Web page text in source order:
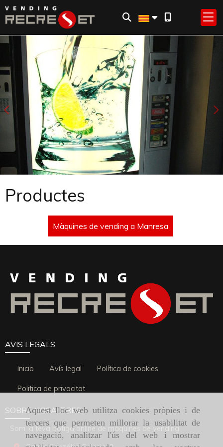
Aquest lloc web utilitza cookies pròpies i de
tercers que permeten millorar la usabilitat de
navegació, analitzar l'ús del web i mostrar
Anterior
Productes
Màquines de vending a Manresa
AVIS LEGALS
Inicio Avís legal Política de cookies
Politica de privacitat
SOBRE NOSALTRES
Som la teva botiga online de màquines de vending